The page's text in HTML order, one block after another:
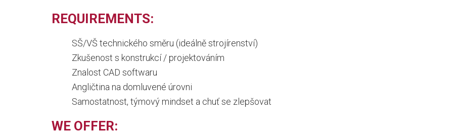
REQUIREMENTS:
SŠ/VŠ technického směru (ideálně strojírenství)
Zkušenost s konstrukcí / projektováním
Znalost CAD softwaru
Angličtina na domluvené úrovni
Samostatnost, týmový mindset a chuť se zlepšovat
WE OFFER: